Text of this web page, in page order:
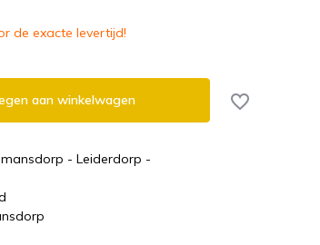
de exacte levertijd!
aan winkelwagen
- Leiderdorp -